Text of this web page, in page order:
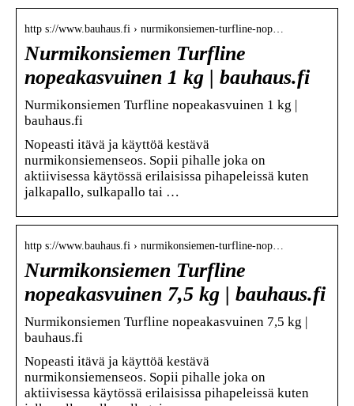
http s://www.bauhaus.fi › nurmikonsiemen-turfline-nop…
Nurmikonsiemen Turfline
nopeakasvuinen 1 kg | bauhaus.fi
Nurmikonsiemen Turfline nopeakasvuinen 1 kg |
bauhaus.fi
Nopeasti itävä ja käyttöä kestävä
nurmikonsiemenseos. Sopii pihalle joka on
aktiivisessa käytössä erilaisissa pihapeleissä kuten
jalkapallo, sulkapallo tai …
http s://www.bauhaus.fi › nurmikonsiemen-turfline-nop…
Nurmikonsiemen Turfline
nopeakasvuinen 7,5 kg | bauhaus.fi
Nurmikonsiemen Turfline nopeakasvuinen 7,5 kg |
bauhaus.fi
Nopeasti itävä ja käyttöä kestävä
nurmikonsiemenseos. Sopii pihalle joka on
aktiivisessa käytössä erilaisissa pihapeleissä kuten